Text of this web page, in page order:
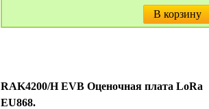
В корзину
RAK4200/H EVB Оценочная плата LoRa
EU868.